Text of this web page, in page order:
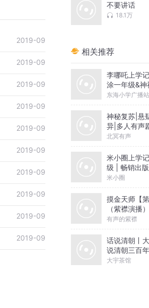
2019-09
2019-09
2019-09
2019-09
2019-09
2019-09
2019-09
2019-09
2019-09
2019-09
不要讲话
18.1万
相关推荐
李哪吒上学
涂一年级&神
级
东海小学广播站
神秘复苏|悬
异|多人有声
北冥有声
米小圈上学
级 | 畅销出
米小圈
摸金天师【第
（紫襟演播）
有声的紫襟
话说清朝丨
说清朝三百
尔哈赤到末
大宇茶馆